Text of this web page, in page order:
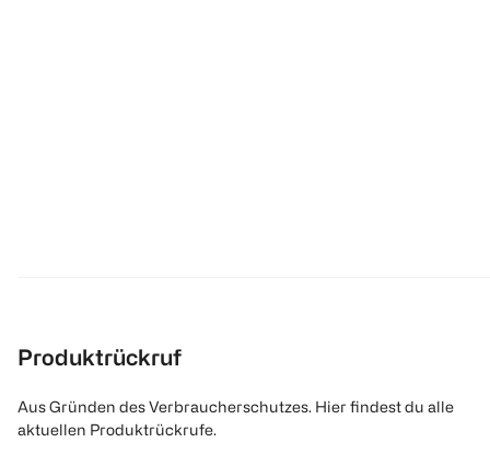
Produktrückruf
Aus Gründen des Verbraucherschutzes. Hier findest du alle
aktuellen Produktrückrufe.